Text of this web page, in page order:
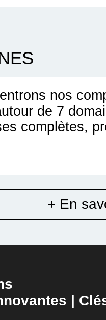
nos
de 7
complètes,
+ En
|